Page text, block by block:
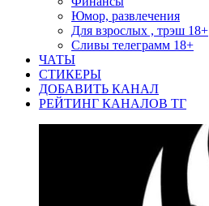
Юмор, развлечения
Для взрослых , трэш 18+
Сливы телеграмм 18+
ЧАТЫ
СТИКЕРЫ
ДОБАВИТЬ КАНАЛ
РЕЙТИНГ КАНАЛОВ ТГ